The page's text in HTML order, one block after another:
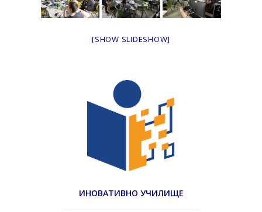
[SHOW SLIDESHOW]
ИНОВАТИВНО УЧИЛИЩЕ